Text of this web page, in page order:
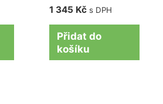
1 345 Kč s DPH
Přidat do
košíku